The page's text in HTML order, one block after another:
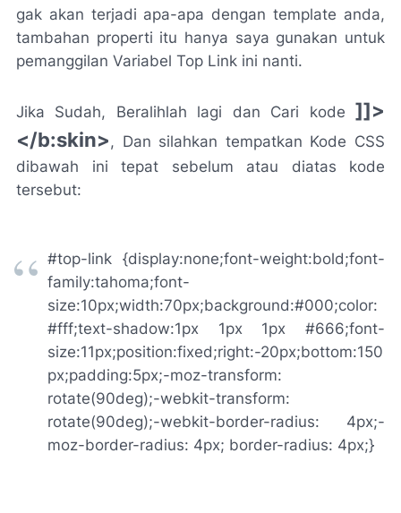
gak akan terjadi apa-apa dengan template anda,
tambahan properti itu hanya saya gunakan untuk
pemanggilan Variabel Top Link ini nanti.
Jika Sudah, Beralihlah lagi dan Cari kode ]]>
</b:skin>, Dan silahkan tempatkan Kode CSS
dibawah ini tepat sebelum atau diatas kode
tersebut:
#top-link {display:none;font-weight:bold;font-
family:tahoma;font-
size:10px;width:70px;background:#000;color:
#fff;text-shadow:1px 1px 1px #666;font-
size:11px;position:fixed;right:-20px;bottom:150
px;padding:5px;-moz-transform:
rotate(90deg);-webkit-transform:
rotate(90deg);-webkit-border-radius: 4px;-
moz-border-radius: 4px; border-radius: 4px;}